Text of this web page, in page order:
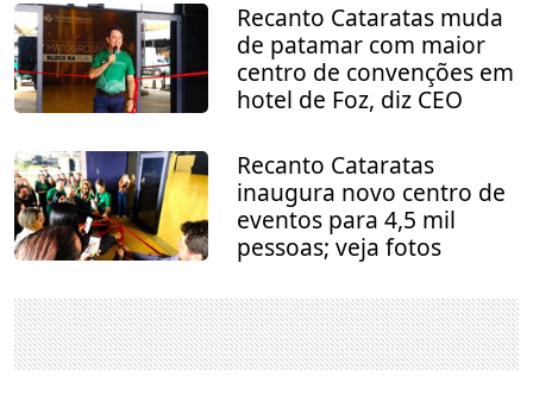
Recanto Cataratas muda
de patamar com maior
centro de convenções em
hotel de Foz, diz CEO
Recanto Cataratas
inaugura novo centro de
eventos para 4,5 mil
pessoas; veja fotos